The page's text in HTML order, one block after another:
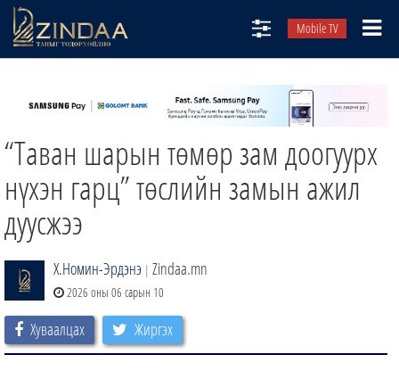
Mobile TV
ТВ8
ӨГЛӨӨНИЙ СОНИН
ЗИНДАА СЭТГҮҮЛ
“Таван шарын төмөр зам доогуурх
нүхэн гарц” төслийн замын ажил
дуусжээ
Х.Номин-Эрдэнэ | Zindaa.mn
2026 оны 06 сарын 10
Хуваалцах Жиргэх